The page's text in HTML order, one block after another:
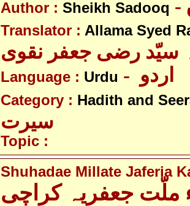
Author : Sheikh Sadooq
Translator : Allama Syed
سیّد رضی جعفر نقوی
Language : Urdu
Category : Hadith and
سیرت
Topic :
Shuhadae Millate Jaferia